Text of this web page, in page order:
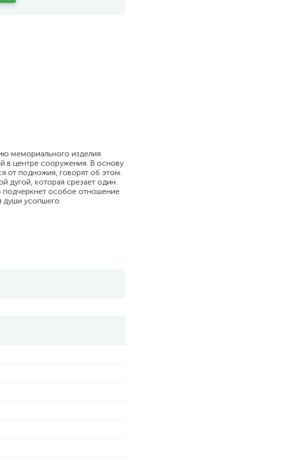
мемориального изделия
в центре сооружения. В основу
от подножия, говорят об этом.
дугой, которая срезает один
подчеркнет особое отношение
души усопшего.